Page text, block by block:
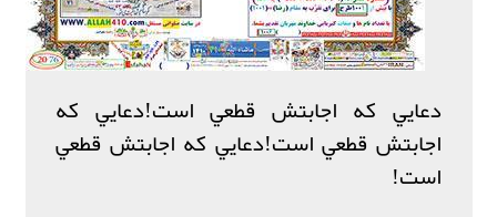
دعايي که اجابتش قطعي است!دعايي که
اجابتش قطعي است!دعايي که اجابتش قطعي
است!